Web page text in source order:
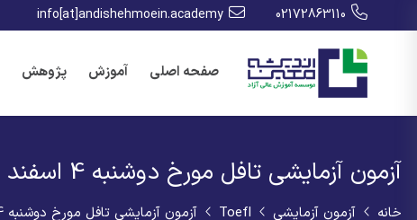
02172863110
info[at]andishehmoein.academy
صفحه اصلی آموزش پژوهش
آزمون آزمایشی تافل مورخ دوشنبه 4 اسفند 1399
خانه آزمون آزمایشی Toefl آزمون آزمایشی تافل مورخ دوشنبه 4 اسفند 1399